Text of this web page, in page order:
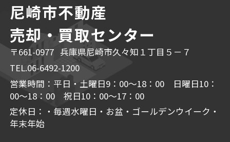
尼崎市不動産
売却・買取センター
〒661-0977 兵庫県尼崎市久々知１丁目５－７
TEL.06-6492-1200
営業時間：平日・土曜日9：00～18：00 日曜日10：
00～18：00 祝日10：00～17：00
定休日：・毎週水曜日・お盆・ゴールデンウイーク・
年末年始